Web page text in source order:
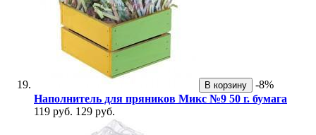
В корзину
-8%
Наполнитель для пряников Микс №9 50 г. бумага
119 руб. 129 руб.